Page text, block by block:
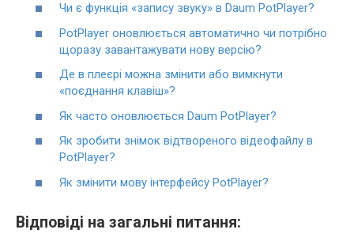
Чи є функція «запису звуку» в Daum PotPlayer?
PotPlayer оновлюється автоматично чи потрібно
щоразу завантажувати нову версію?
Де в плеєрі можна змінити або вимкнути
«поєднання клавіш»?
Як часто оновлюється Daum PotPlayer?
Як зробити знімок відтвореного відеофайлу в
PotPlayer?
Як змінити мову інтерфейсу PotPlayer?
Відповіді на загальні питання: